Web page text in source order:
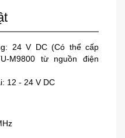
24 V DC (Có thể cấp
M9800 từ nguồn điện
12 - 24 V DC